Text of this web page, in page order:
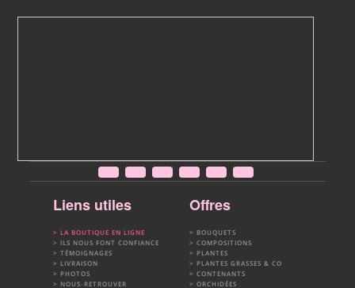
Liens utiles
LA BOUTIQUE EN LIGNE
ILS NOUS FONT CONFIANCE
TÉMOIGNAGES
LIVRAISON
PHOTOS
NOUS-RETROUVER
Offres
BOUQUETS
COMPOSITIONS
PLANTES
PLANTES GRASSES & CO
CONTENANTS
ORCHIDÉES